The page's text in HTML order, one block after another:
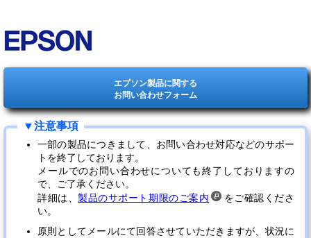
エプソン製品に関する
お問い合わせフォーム
一部の製品につきまして、お問い合わせ対応などのサポー
トを終了しております。
メールでのお問い合わせについても終了しておりますの
で、ご了承ください。
詳細は、製品のサポート期限のご案内
をご確認くださ
い。
原則としてメールにて回答させていただきますが、状況に